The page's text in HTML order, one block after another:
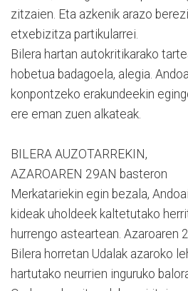
zitzaien. Eta azkenik arazo
etxebizitza partikularrei.
Bilera hartan autokritikarako
hobetua badagoela, alegia.
konpontzeko erakundeekin
ere eman zuen alkateak.
BILERA AUZOTARREKIN,
AZAROAREN 29AN basteron
Merkatariekin egin bezala,
kideak uholdeek kaltetutako
hurrengo asteartean. Azaroaren
Bilera horretan Udalak azaroko
hartutako neurrien inguruko